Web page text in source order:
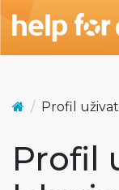
Profil
Profil